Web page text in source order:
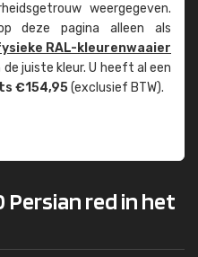
weer­gegeven.
deze pagina alleen als
RAL-kleuren­waaier
juiste kleur. U heeft al een
€154,95(exclusief BTW).
Persian red in het